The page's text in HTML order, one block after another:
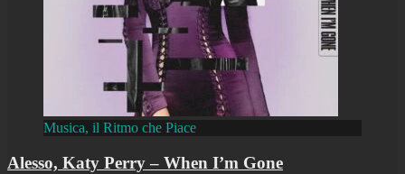
Musica, il Ritmo che Piace
Alesso, Katy Perry – When I’m Gone